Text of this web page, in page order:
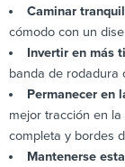
Caminar
cómodo con un
Invertir en más
banda de rodadura
Permanecer en
mejor tracción en
completa y bordes
Mantenerse